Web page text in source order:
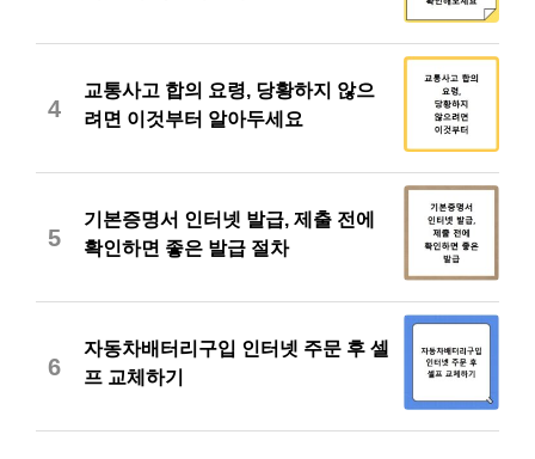
4
교통사고 합의 요령, 당황하지 않으
려면 이것부터 알아두세요
5
기본증명서 인터넷 발급, 제출 전에
확인하면 좋은 발급 절차
6
자동차배터리구입 인터넷 주문 후 셀
프 교체하기